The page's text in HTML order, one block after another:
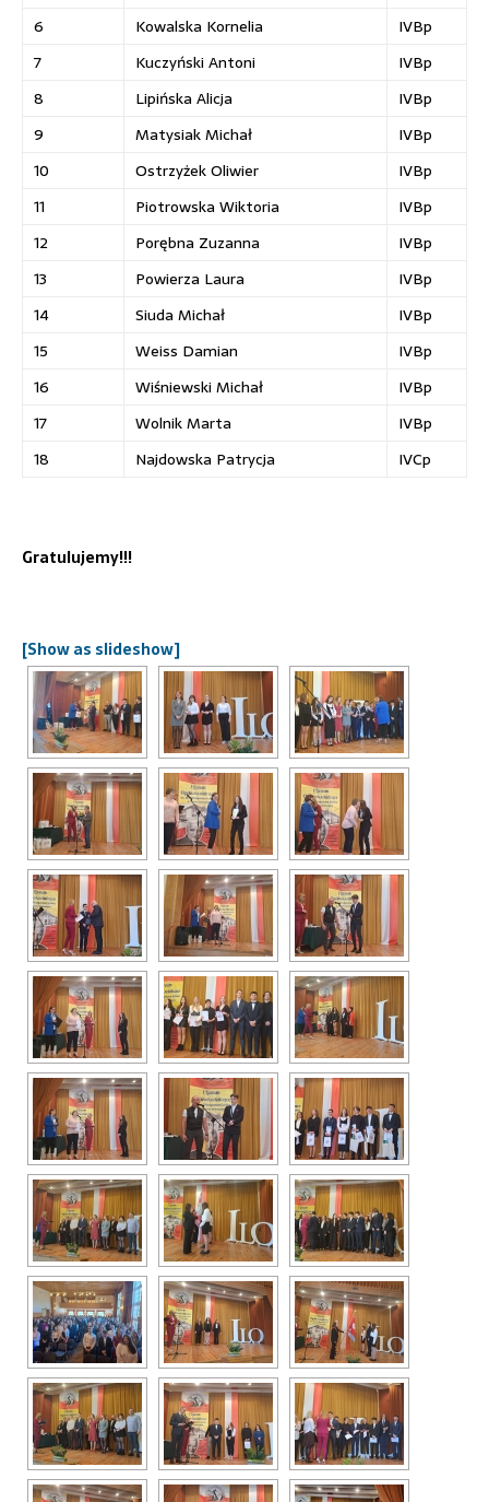
6
Kowalska Kornelia
IVBp
7
Kuczyński Antoni
IVBp
8
Lipińska Alicja
IVBp
9
Matysiak Michał
IVBp
10
Ostrzyżek Oliwier
IVBp
11
Piotrowska Wiktoria
IVBp
12
Porębna Zuzanna
IVBp
13
Powierza Laura
IVBp
14
Siuda Michał
IVBp
15
Weiss Damian
IVBp
16
Wiśniewski Michał
IVBp
17
Wolnik Marta
IVBp
18
Najdowska Patrycja IVCp
Gratulujemy!!!
[Show as slideshow]